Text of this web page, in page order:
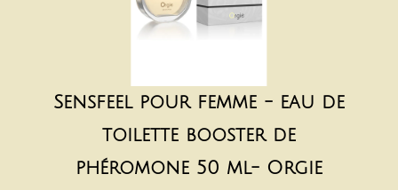
Sensfeel pour femme - eau de
toilette booster de
phéromone 50 ml- Orgie